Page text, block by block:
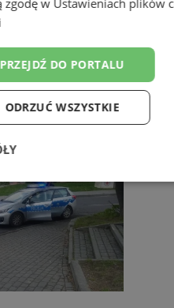
PRZEJDŹ DO PORTALU
ODRZUĆ WSZYSTKIE
Wydajność